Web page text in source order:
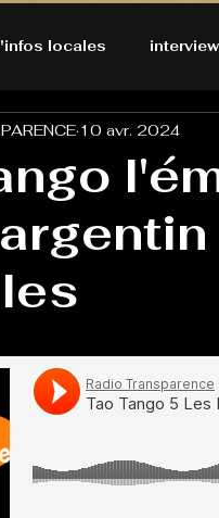
locales
Ecologiques
résolutions de
GOOD VIBES
Keep Cooking blues
poche La santé ça
10 avr. 2024